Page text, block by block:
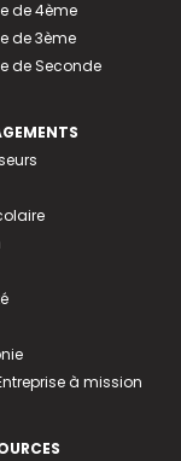
de 4ème
de 3ème
de Seconde
à mission